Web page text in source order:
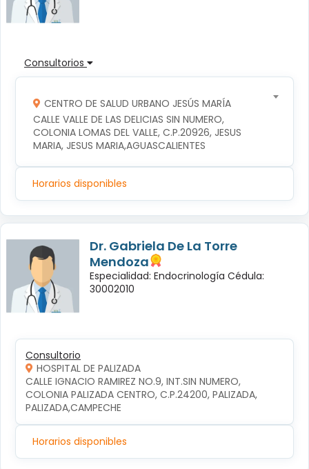
Consultorios
CENTRO DE SALUD URBANO JESÚS MARÍA
CALLE VALLE DE LAS DELICIAS SIN NUMERO,
COLONIA LOMAS DEL VALLE, C.P.20926, JESUS
MARIA, JESUS MARIA,AGUASCALIENTES
Horarios disponibles
Dr. Gabriela De La Torre
Mendoza
Especialidad: Endocrinología Cédula:
30002010
Consultorio
HOSPITAL DE PALIZADA
CALLE IGNACIO RAMIREZ NO.9, INT.SIN NUMERO,
COLONIA PALIZADA CENTRO, C.P.24200, PALIZADA,
PALIZADA,CAMPECHE
Horarios disponibles